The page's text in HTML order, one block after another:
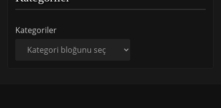
Kategoriler